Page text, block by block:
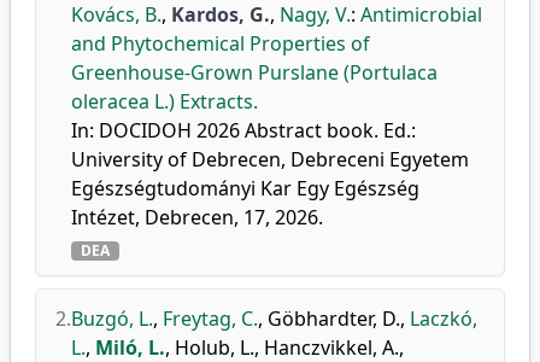
Kovács, B., Kardos, G., Nagy, V.: Antimicrobial
and Phytochemical Properties of
Greenhouse-Grown Purslane (Portulaca
oleracea L.) Extracts.
In: DOCIDOH 2026 Abstract book. Ed.:
University of Debrecen, Debreceni Egyetem
Egészségtudományi Kar Egy Egészség
Intézet, Debrecen, 17, 2026.
DEA
2.Buzgó, L., Freytag, C., Göbhardter, D., Laczkó,
L., Miló, L., Holub, L., Hanczvikkel, A.,